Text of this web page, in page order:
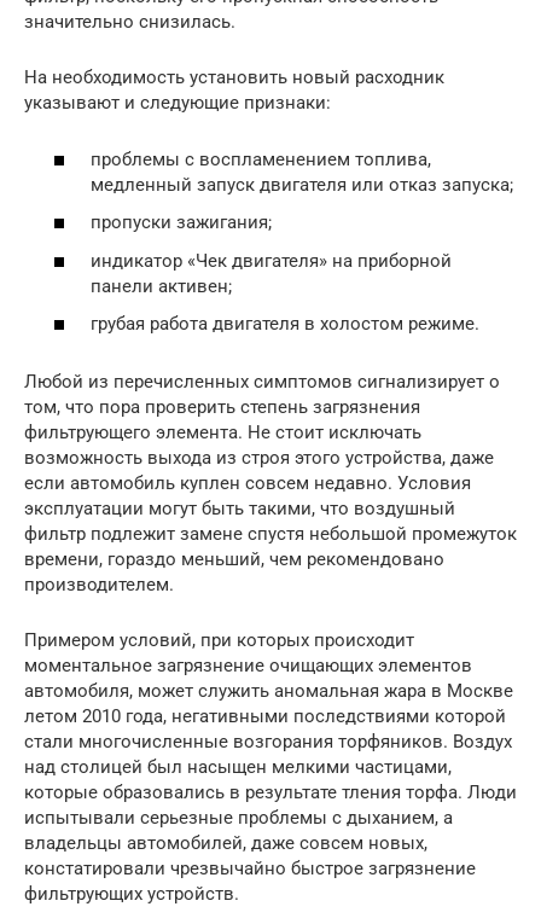
значительно снизилась.
На необходимость установить новый расходник
указывают и следующие признаки:
проблемы с воспламенением топлива,
медленный запуск двигателя или отказ запуска;
пропуски зажигания;
индикатор «Чек двигателя» на приборной
панели активен;
грубая работа двигателя в холостом режиме.
Любой из перечисленных симптомов сигнализирует о
том, что пора проверить степень загрязнения
фильтрующего элемента. Не стоит исключать
возможность выхода из строя этого устройства, даже
если автомобиль куплен совсем недавно. Условия
эксплуатации могут быть такими, что воздушный
фильтр подлежит замене спустя небольшой промежуток
времени, гораздо меньший, чем рекомендовано
производителем.
Примером условий, при которых происходит
моментальное загрязнение очищающих элементов
автомобиля, может служить аномальная жара в Москве
летом 2010 года, негативными последствиями которой
стали многочисленные возгорания торфяников. Воздух
над столицей был насыщен мелкими частицами,
которые образовались в результате тления торфа. Люди
испытывали серьезные проблемы с дыханием, а
владельцы автомобилей, даже совсем новых,
констатировали чрезвычайно быстрое загрязнение
фильтрующих устройств.